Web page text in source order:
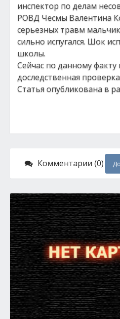
инспектор по делам
РОВД Чесмы Валентина
серьезных травм
сильно испугался. Шок
школы.
Сейчас по данному факту
доследственная
Статья опубликована в
Комментарии (0)